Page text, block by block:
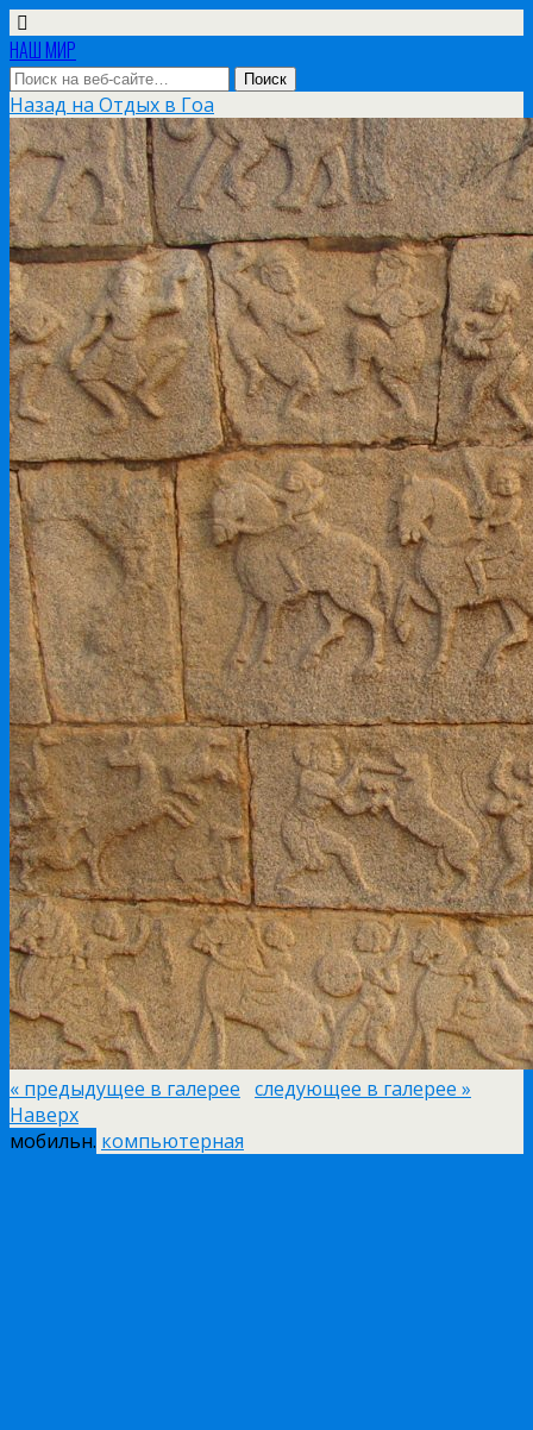
НАШ МИР
Назад на Отдых в Гоа
« предыдущее в галерее следующее в галерее »
Наверх
мобильн. компьютерная